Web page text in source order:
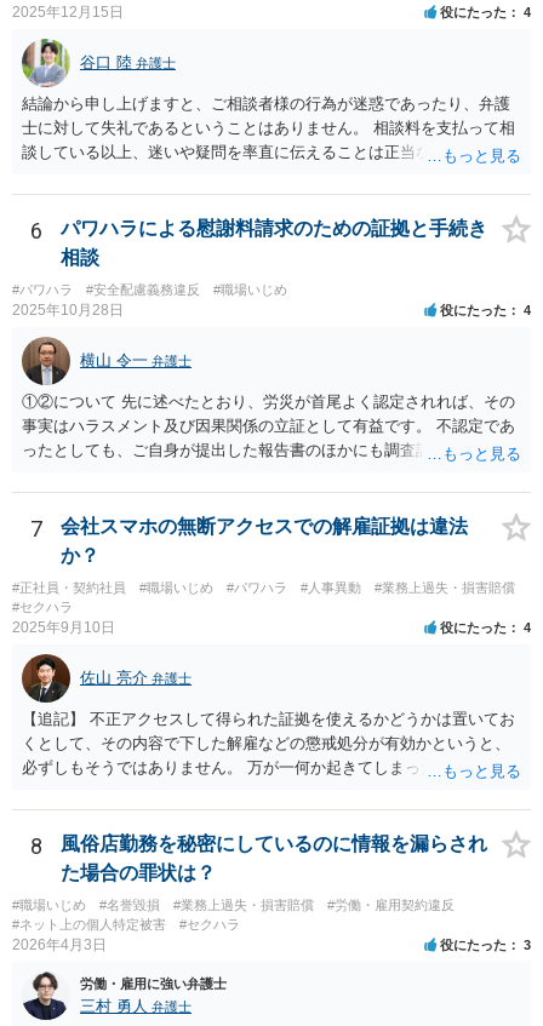
2025年12月15日 役にたった 4
谷口 陸 弁護士
結論から申し上げますと、ご相談者様の行為が迷惑であったり、弁護
士に対して失礼であるということはありません。 相談料を支払って相
談している以上、迷いや疑問を率直に伝えることは正当な行為です。
に解決している中で個人を訴える案件は、法的・実務的にハードルが
高く、実益も乏しいと判断されやすいため、対応をためらう弁護士が
多いという事情があります。ただし、それを理由に怒鳴ったり感情的
に対応することは、適切とは言えません。 また、複数の弁護士に相談
すること自体も全く失礼ではありません。相性や考え方を見極めるた
めに意見を聞くことは、ごく自然なことです。 本件は「法的に可能
か」と「お気持ちの整理」との間で悩まれている状況と拝察します。
結果の見通しや実益を踏まえつつ、納得できる判断ができるよう、冷
静に話を聞いてくれる弁護士を選ばれることが大切だと思います。 少
しでもご参考になれば幸いです。
6
パワハラによる慰謝料請求のための証拠と手続き
相談
#パワハラ #安全配慮義務違反 #職場いじめ
2025年10月28日 役にたった 4
横山 令一 弁護士
①②について 先に述べたとおり、労災が首尾よく認定されれば、その
事実はハラスメント及び因果関係の立証として有益です。 不認定であ
ったとしても、ご自身が提出した報告書のほかにも調査記録が残ると
請をしておくことをお勧めします。 ③について 「会社への請求を行わ
ない」という文言に上司個人を含むとは解釈しえませんので、お見込
みのとおり、上司個人への影響は考えられません。
7
会社スマホの無断アクセスでの解雇証拠は違法
か？
#正社員・契約社員 #職場いじめ #パワハラ #人事異動
#業務上過失・損害賠償
#セクハラ
2025年9月10日 役にたった 4
佐山 亮介 弁護士
【追記】 不正アクセスして得られた証拠を使えるかどうかは置いてお
くとして、その内容で下した解雇などの懲戒処分が有効かというと、
必ずしもそうではありません。 万が一何か起きてしまった場合は処分
8
風俗店勤務を秘密にしているのに情報を漏らされ
た場合の罪状は？
#職場いじめ #名誉毀損 #業務上過失・損害賠償
#労働・雇用契約違反
#ネット上の個人特定被害
#セクハラ
2026年4月3日 役にたった 3
労働・雇用に強い弁護士
三村 勇人 弁護士